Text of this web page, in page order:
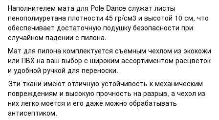
Наполнителем мата для Pole Dance служат листы
пенополиуретана плотности 45 гр/см3 и высотой 10 см, что
обеспечивает достаточную подушку безопасности при
случайном падении с пилона.
Мат для пилона комплектуется съемным чехлом из экокожи
или ПВХ на ваш выбор с широким ассортиментом расцветок
и удобной ручкой для переноски.
Эти ткани имеют отличную устойчивость к механическим
повреждениям и высокую прочность на разрыв, а чехол из
них легко моется и его даже можно обрабатывать
антисептиком.